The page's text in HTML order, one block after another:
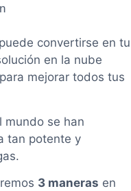
puede convertirse en tu
en la nube
mejorar todos tus
mundo se han
tan potente y
3 maneras en